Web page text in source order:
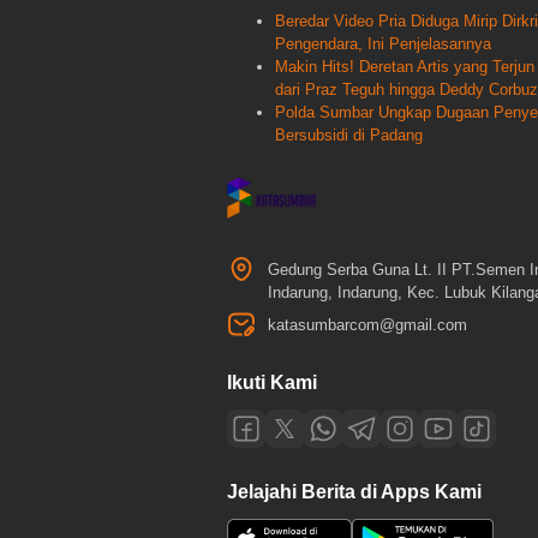
Beredar Video Pria Diduga Mirip
Pengendara, Ini Penjelasannya
Makin Hits! Deretan Artis yang
dari Praz Teguh hingga Deddy
Polda Sumbar Ungkap Dugaan
Bersubsidi di Padang
Gedung Serba Guna Lt. II PT.Semen
Indarung, Indarung, Kec. Lubuk
katasumbarcom@gmail.com
Ikuti Kami
Jelajahi Berita di Apps Kami